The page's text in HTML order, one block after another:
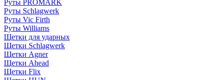
Руты PROMARK
Руты Schlagwerk
Руты Vic Firth
Руты Williams
Щетки для ударных
Щетки Schlagwerk
Щетки Agner
Щетки Ahead
Щетки Flix